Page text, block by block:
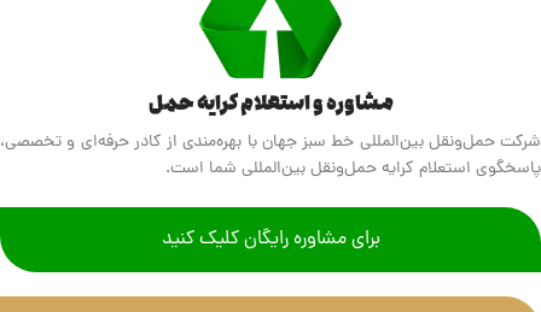
مشاوره و استعلام کرایه حمل
شرکت حمل‌ونقل بین‌المللی خط سبز جهان با بهره‌مندی از کادر حرفه‌ای و تخصصی،
پاسخگوی استعلام کرایه حمل‌ونقل بین‌المللی شما است.
برای مشاوره رایگان کلیک کنید